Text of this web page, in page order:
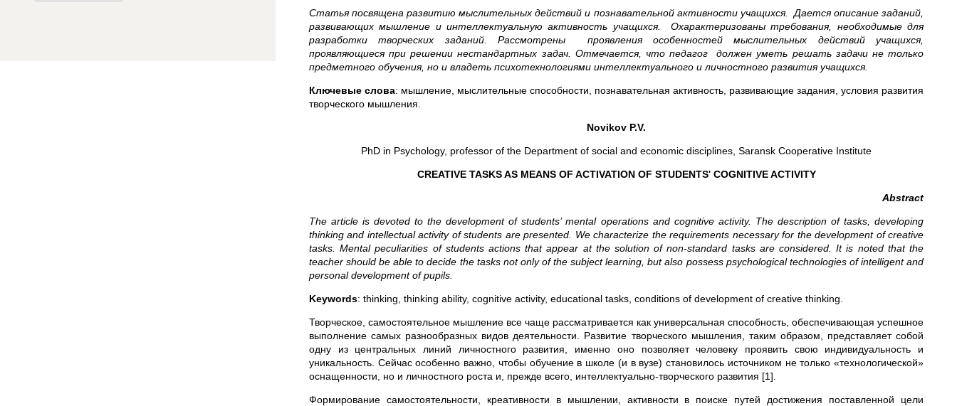
Статья посвящена развитию мыслительных действий и познавательной активности учащихся. Даетсяописание заданий,
развивающих мышление и интеллектуальную активность учащихся. Охарактеризованы требования, необходимые для
разработки творческих заданий. Рассмотрены проявления особенностей мыслительных действий учащихся,
проявляющиеся при решении нестандартных задач. Отмечается, что педагог должен уметь решать задачи не только
предметного обучения, но и владеть психотехнологиями интеллектуального и личностного развития учащихся.
Ключевые слова: мышление, мыслительные способности, познавательная активность, развивающие задания, условия развития
творческого мышления.
Novikov P.V.
PhD in Psychology, professor of the Department of social and economic disciplines, Saransk Cooperative Institute
CREATIVE TASKS AS MEANS OF ACTIVATION OF STUDENTS'COGNITIVE ACTIVITY
Abstract
The article is devoted to the development of students’ mental operations and cognitive activity. The description of tasks, developing
thinking and intellectual activity of students are presented. We characterize the requirements necessary for the development of creative
tasks. Mental peculiarities of students actions that appear at the solution of non-standard tasks are considered. It is noted that the
teacher should be able to decide the tasks not only of the subject learning, but also possess psychological technologies of intelligent and
personal development of pupils.
Keywords: thinking, thinking ability, cognitive activity, educational tasks, conditions of development of creative thinking.
Творческое, самостоятельное мышление все чаще рассматривается как универсальная спо­собность, обеспечивающая успешное
выполнение самых разнооб­разных видов деятельности. Развитие творческого мышления, таким образом, представляет собой
од­ну из центральных линий личностного развития, именно оно по­зволяет человеку проявить свою индивидуальность и
уникальность. Сейчас особенно важно, чтобы обучение в школе (и в вузе) становилось источником не только «технологической»
оснащенности, но и личностного роста и, прежде всего, интеллектуально-творческого развития [1].
Формирование самостоятельности, креативности в мышлении, активности в поиске путей достижения поставленной цели